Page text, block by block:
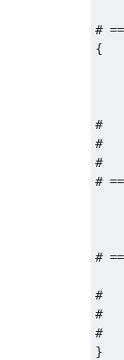
#
{
#
#
#
#
#
#
#
#
}